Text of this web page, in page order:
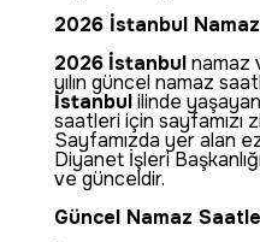
2026 İstanbul
2026 İstanbulnamaz
yılın güncel namaz
İstanbulilinde
saatleri için sayfamızı
Sayfamızda yer alan
Diyanet İşleri
ve günceldir.
Güncel Namaz